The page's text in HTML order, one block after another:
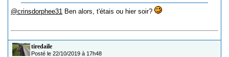
@crinsdorphee31 Ben alors, t'étais ou hier soir?
tiredaile
Posté le 22/10/2019 à 17h48